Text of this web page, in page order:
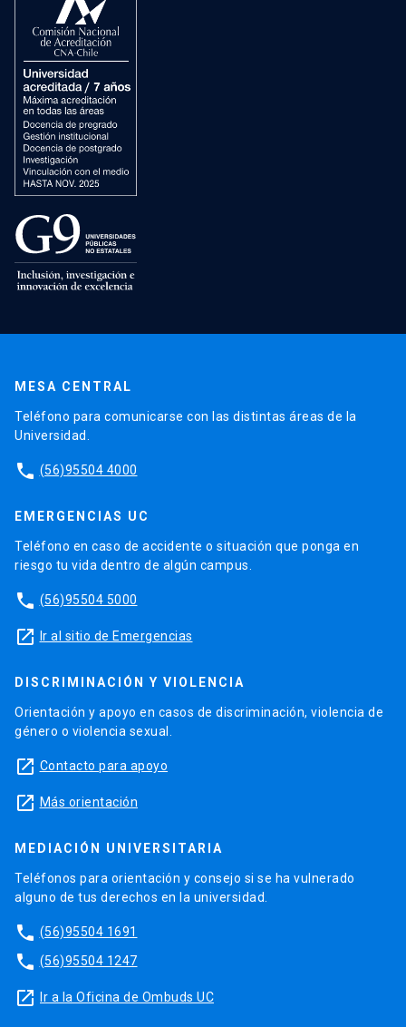
MESA CENTRAL
Teléfono para comunicarse con las distintas áreas de la
Universidad.
phone (56)95504 4000
EMERGENCIAS UC
Teléfono en caso de accidente o situación que ponga en
riesgo tu vida dentro de algún campus.
phone (56)95504 5000
launch Ir al sitio de Emergencias
DISCRIMINACIÓN Y VIOLENCIA
Orientación y apoyo en casos de discriminación, violencia de
género o violencia sexual.
launch Contacto para apoyo
launch Más orientación
MEDIACIÓN UNIVERSITARIA
Teléfonos para orientación y consejo si se ha vulnerado
alguno de tus derechos en la universidad.
phone (56)95504 1691
phone (56)95504 1247
launch Ir a la Oficina de Ombuds UC